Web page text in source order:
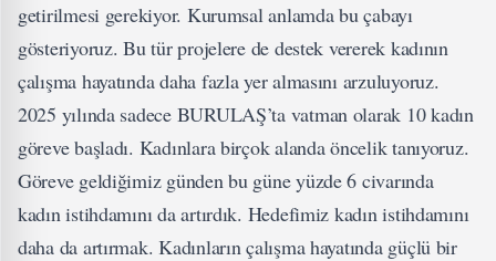
getirilmesi gerekiyor. Kurumsal anlamda bu çabayı
gösteriyoruz. Bu tür projelere de destek vererek kadının
çalışma hayatında daha fazla yer almasını arzuluyoruz.
2025 yılında sadece BURULAŞ’ta vatman olarak 10 kadın
göreve başladı. Kadınlara birçok alanda öncelik tanıyoruz.
Göreve geldiğimiz günden bu güne yüzde 6 civarında
kadın istihdamını da artırdık. Hedefimiz kadın istihdamını
daha da artırmak. Kadınların çalışma hayatında güçlü bir